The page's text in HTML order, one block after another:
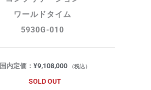
ワールドタイム
5930G-010
国内定価： ¥9,108,000 （税込）
SOLD OUT